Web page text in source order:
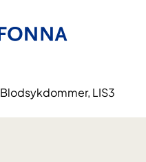
Blodsykdommer, LIS3